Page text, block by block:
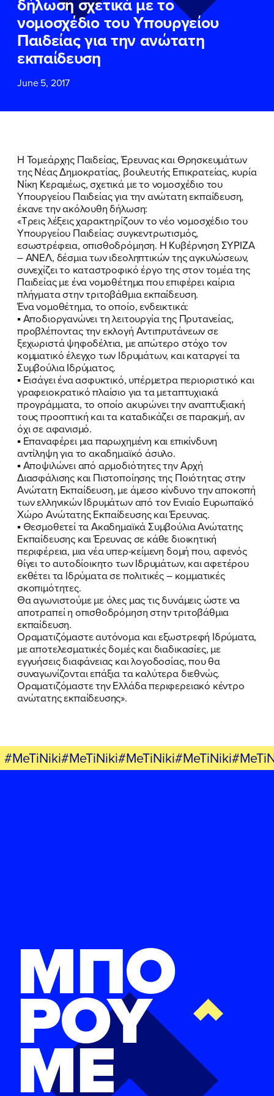
ΠΟΙΑ ΕΙΜΑΙ
ΕΡΓΟ
ΕΚΔΗΛΩΣΕΙΣ
ΝΕΑ
ΕΛΑ ΚΙ ΕΣΥ
FB IN TW YT LN VB TIKTOK
νομοσχέδιο του Υπουργείου
Παιδείας για την ανώτατη
εκπαίδευση
June 5, 2017
Η Τομεάρχης Παιδείας, Έρευνας και Θρησκευμάτων
της Νέας Δημοκρατίας, βουλευτής Επικρατείας, κυρία
Νίκη Κεραμέως, σχετικά με το νομοσχέδιο του
Υπουργείου Παιδείας για την ανώτατη εκπαίδευση,
έκανε την ακόλουθη δήλωση:
«Τρεις λέξεις χαρακτηρίζουν το νέο νομοσχέδιο του
Υπουργείου Παιδείας: συγκεντρωτισμός,
εσωστρέφεια, οπισθοδρόμηση. Η Κυβέρνηση ΣΥΡΙΖΑ
– ΑΝΕΛ, δέσμια των ιδεοληπτικών της αγκυλώσεων,
συνεχίζει το καταστροφικό έργο της στον τομέα της
Παιδείας με ένα νομοθέτημα που επιφέρει καίρια
πλήγματα στην τριτοβάθμια εκπαίδευση.
Ένα νομοθέτημα, το οποίο, ενδεικτικά:
▪ Αποδιοργανώνει τη λειτουργία της Πρυτανείας,
προβλέποντας την εκλογή Αντιπρυτάνεων σε
ξεχωριστά ψηφοδέλτια, με απώτερο στόχο τον
κομματικό έλεγχο των Ιδρυμάτων, και καταργεί τα
Συμβούλια Ιδρύματος.
▪ Εισάγει ένα ασφυκτικό, υπέρμετρα περιοριστικό και
γραφειοκρατικό πλαίσιο για τα μεταπτυχιακά
προγράμματα, το οποίο ακυρώνει την αναπτυξιακή
τους προοπτική και τα καταδικάζει σε παρακμή, αν
όχι σε αφανισμό.
▪ Επαναφέρει μια παρωχημένη και επικίνδυνη
αντίληψη για το ακαδημαϊκό άσυλο.
▪ Αποψιλώνει από αρμοδιότητες την Αρχή
Διασφάλισης και Πιστοποίησης της Ποιότητας στην
Ανώτατη Εκπαίδευση, με άμεσο κίνδυνο την αποκοπή
των ελληνικών Ιδρυμάτων από τον Ενιαίο Ευρωπαϊκό
Χώρο Ανώτατης Εκπαίδευσης και Έρευνας.
▪ Θεσμοθετεί τα Ακαδημαϊκά Συμβούλια Ανώτατης
Εκπαίδευσης και Έρευνας σε κάθε διοικητική
περιφέρεια, μια νέα υπερ-κείμενη δομή που, αφενός
θίγει το αυτοδίοικητο των Ιδρυμάτων, και αφετέρου
εκθέτει τα Ιδρύματα σε πολιτικές – κομματικές
σκοπιμότητες.
Θα αγωνιστούμε με όλες μας τις δυνάμεις ώστε να
αποτραπεί η οπισθοδρόμηση στην τριτοβάθμια
εκπαίδευση.
Οραματιζόμαστε αυτόνομα και εξωστρεφή Ιδρύματα,
με αποτελεσματικές δομές και διαδικασίες, με
εγγυήσεις διαφάνειας και λογοδοσίας, που θα
συναγωνίζονται επάξια τα καλύτερα διεθνώς.
Οραματιζόμαστε την Ελλάδα περιφερειακό κέντρο
ανώτατης εκπαίδευσης».
ΜΠΟ
ΡΟΥ
ΜΕ
ΕΠΙΘΕΤΟ*
ΤΗΛΕΦΩΝΟ
Δεδομένων
Χρήσηςτου δικτυακού τόπου του
Πολιτικού Γραφείου της Βουλευτού
Νίκης Κεραμέως
ΥΠΟΒΟΛΗ
ΕΠΙΘΕΤΟ*
ΤΗΛΕΦΩΝΟ
Δεδομένων
Χρήσηςτου δικτυακού τόπου του
Πολιτικού Γραφείου της Βουλευτού
Νίκης Κεραμέως
ΥΠΟΒΟΛΗ